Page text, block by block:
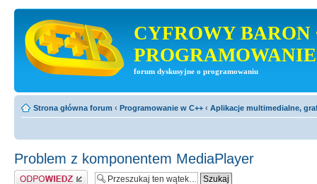
CYFROWY BARON
PROGRAMOWANIE
forum dyskusyjne o programowaniu
Strona główna forum ‹ Programowanie w C++ ‹ Aplikacje multimedialne,
Problem z komponentem MediaPlayer
Odpowiedz